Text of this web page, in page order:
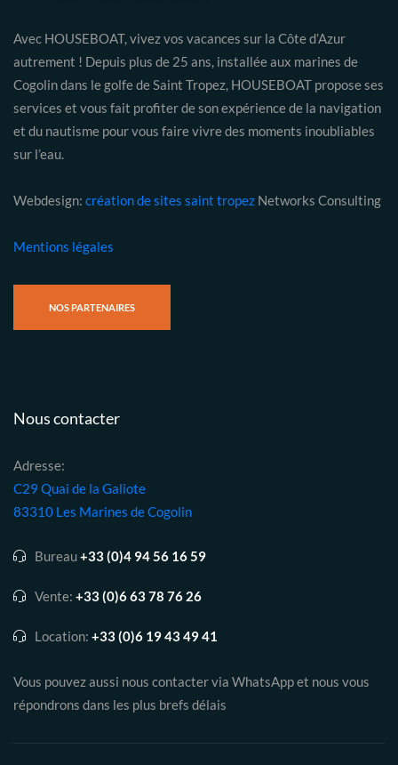
Avec HOUSEBOAT, vivez vos vacances sur la Côte d’Azur
autrement ! Depuis plus de 25 ans, installée aux marines de
Cogolin dans le golfe de Saint Tropez, HOUSEBOAT propose ses
services et vous fait profiter de son expérience de la navigation
et du nautisme pour vous faire vivre des moments inoubliables
sur l’eau.
Webdesign: création de sites saint tropez Networks Consulting
Mentions légales
NOS PARTENAIRES
Nous contacter
Adresse:
C29 Quai de la Galiote
83310 Les Marines de Cogolin
Bureau+33 (0)4 94 56 16 59
Vente: +33 (0)6 63 78 76 26
Location: +33 (0)6 19 43 49 41
Vous pouvez aussi nous contacter via WhatsApp et nous vous
répondrons dans les plus brefs délais